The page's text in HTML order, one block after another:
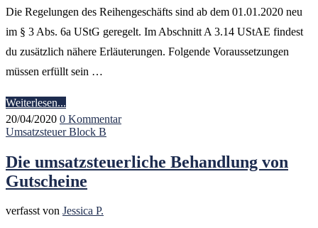
Die Regelungen des Reihengeschäfts sind ab dem 01.01.2020 neu
im § 3 Abs. 6a UStG geregelt. Im Abschnitt A 3.14 UStAE findest
du zusätzlich nähere Erläuterungen. Folgende Voraussetzungen
müssen erfüllt sein …
Weiterlesen...
20/04/2020 0 Kommentar
Umsatzsteuer Block B
Die umsatzsteuerliche Behandlung von
Gutscheine
verfasst von Jessica P.